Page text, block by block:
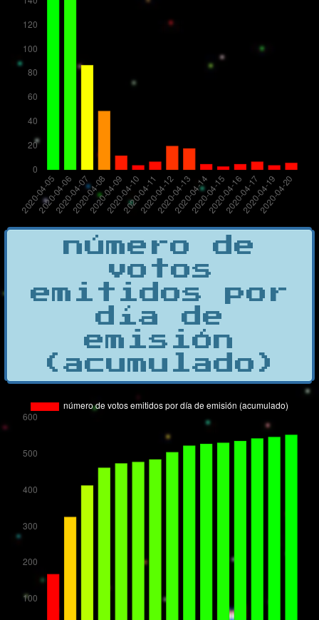
número de
votos
emitidos por
día de
emisión
(acumulado)